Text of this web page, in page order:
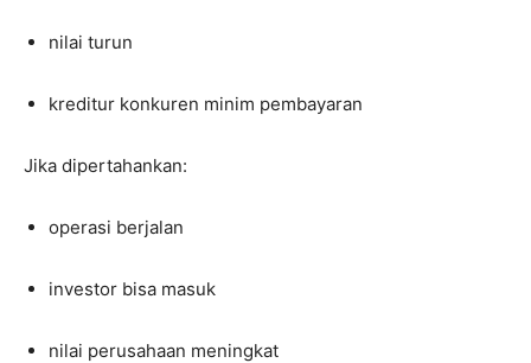
nilai turun
kreditur konkuren minim pembayaran
Jika dipertahankan:
operasi berjalan
investor bisa masuk
nilai perusahaan meningkat